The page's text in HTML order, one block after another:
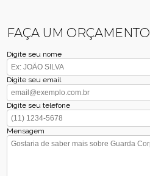
FAÇA UM ORÇAMENTO
Digite seu nome
Digite seu email
Digite seu telefone
Mensagem